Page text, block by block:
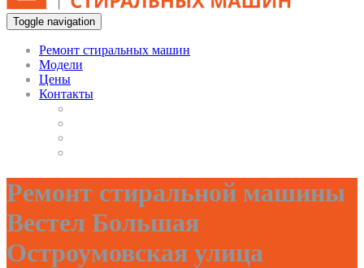
Toggle navigation
Ремонт стиральных машин
Модели
Цены
Контакты
Ремонт стиральной машины
Вестел Большая
Остроумовская улица